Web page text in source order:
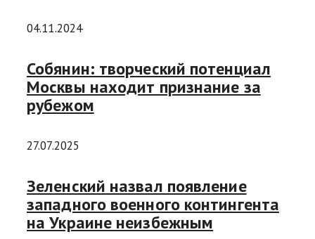
04.11.2024
Собянин: творческий потенциал
Москвы находит признание за
рубежом
27.07.2025
Зеленский назвал появление
западного военного контингента
на Украине неизбежным